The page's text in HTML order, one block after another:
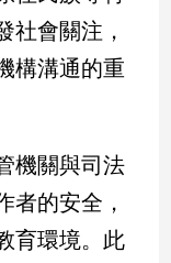
社會關注，
構溝通的重
機關與司法
者的安全，
育環境。此